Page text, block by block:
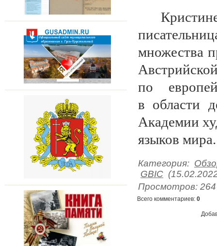
множества
по
в области
Академии
языков мира.
Категория:
GBIC
Просмотров: 264
Всего комментариев: 0